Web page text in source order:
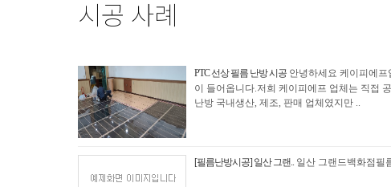
시공 사례
PTC 선상 필름 난방 시공 안녕하세요 케이피에
이 들어옵니다.​저희 케이피에프 업체는 직접
난방 국내생산, 제조, 판매 업체였지만 ​..
[필름난방시공] 일산 그랜.. 일산 그랜드백화점필